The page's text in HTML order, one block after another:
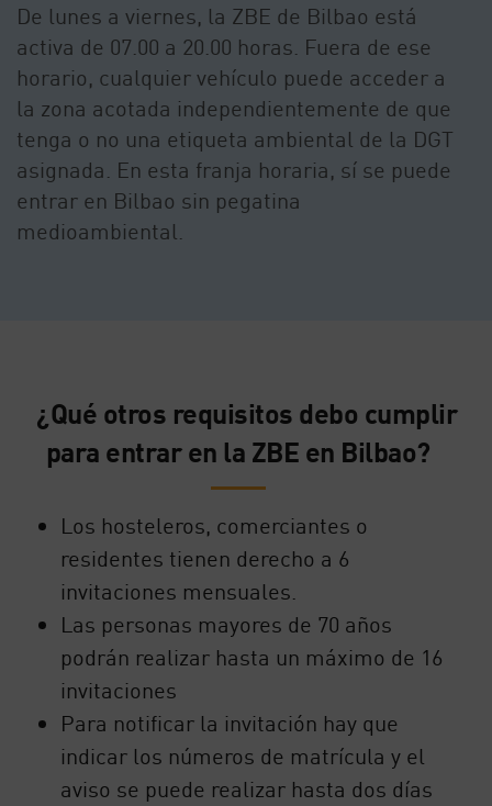
De lunes a viernes, la ZBE de Bilbao está
activa de 07.00 a 20.00 horas. Fuera de ese
horario, cualquier vehículo puede acceder a
la zona acotada independientemente de que
tenga o no una etiqueta ambiental de la DGT
asignada. En esta franja horaria, sí se puede
entrar en Bilbao sin pegatina
medioambiental.
¿Qué otros requisitos debo cumplir
para entrar en la ZBE en Bilbao?
Los hosteleros, comerciantes o
residentes tienen derecho a 6
invitaciones mensuales.
Las personas mayores de 70 años
podrán realizar hasta un máximo de 16
invitaciones
Para notificar la invitación hay que
indicar los números de matrícula y el
aviso se puede realizar hasta dos días